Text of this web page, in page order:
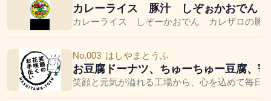
カレーライス 豚汁 しぞぉかおでん
カレーライス しぞーかおでん カレザロの豚
No.003 はしやまとうふ
お豆腐ドーナツ、ちゅーちゅー豆腐、
笑顔と元気が溢れる工場から、心を込めて毎日